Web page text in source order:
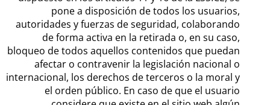
pone a disposición de todos los usuarios,
autoridades y fuerzas de seguridad, colaborando
de forma activa en la retirada o, en su caso,
bloqueo de todos aquellos contenidos que puedan
afectar o contravenir la legislación nacional o
internacional, los derechos de terceros o la moral y
el orden público. En caso de que el usuario